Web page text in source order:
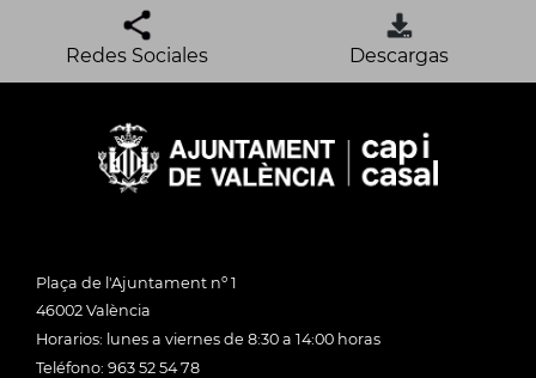
Redes Sociales Descargas
Plaça de l'Ajuntament nº 1
46002 València
Horarios: lunes a viernes de 8:30 a 14:00 horas
Teléfono: 963 52 54 78